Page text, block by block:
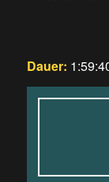
Dauer: